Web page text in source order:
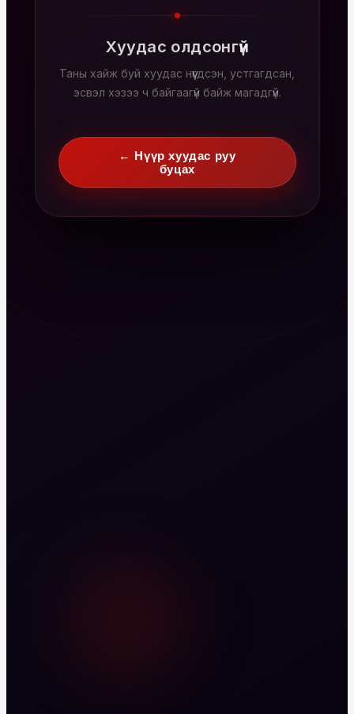
Хуудас олдсонгүй
Таны хайж буй хуудас нүүгдсэн, устгагдсан,
эсвэл хэзээ ч байгаагүй байж магадгүй.
← Нүүр хуудас руу
буцах